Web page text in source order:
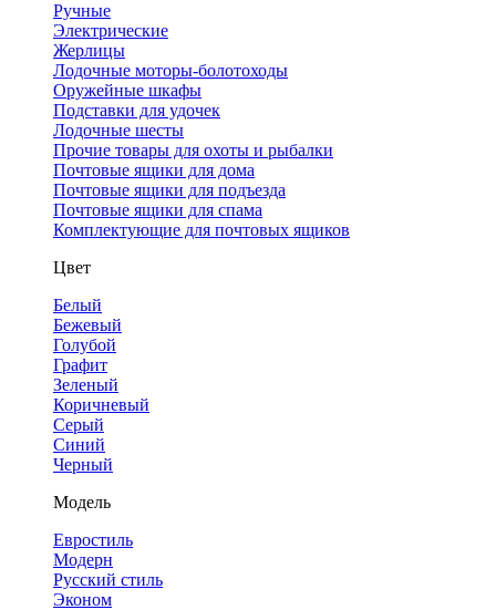
Ручные
Электрические
Жерлицы
Лодочные моторы-болотоходы
Оружейные шкафы
Подставки для удочек
Лодочные шесты
Прочие товары для охоты и рыбалки
Почтовые ящики для дома
Почтовые ящики для подъезда
Почтовые ящики для спама
Комплектующие для почтовых ящиков
Цвет
Белый
Бежевый
Голубой
Графит
Зеленый
Коричневый
Серый
Синий
Черный
Модель
Евростиль
Модерн
Русский стиль
Эконом